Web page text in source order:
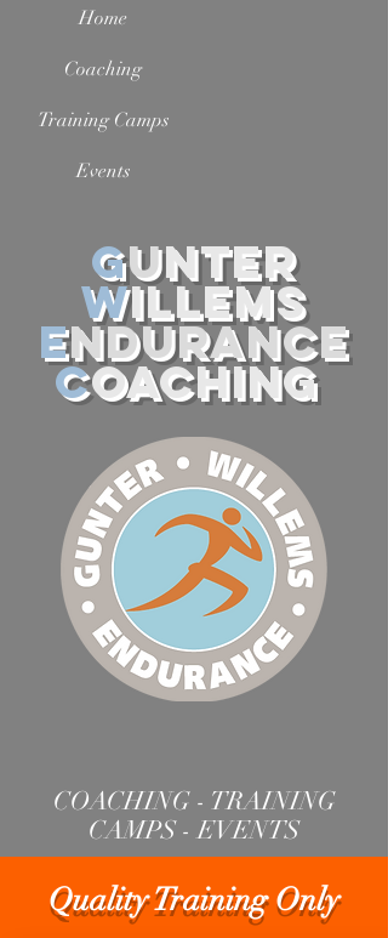
Home
Coaching
Training Camps
Events
Gunter
Willems
Endurance
Coaching
COACHING - TRAINING
CAMPS - EVENTS
Quality Training Only